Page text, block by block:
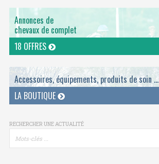
Annonces de
chevaux de complet
18 OFFRES
Accessoires, équipements, produits de soin ...
LA BOUTIQUE
RECHERCHER UNE ACTUALITÉ